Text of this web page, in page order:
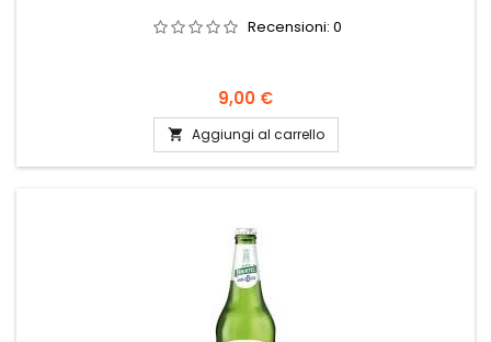
Recensioni: 0
Prezzo
9,00 €
 Aggiungi al carrello